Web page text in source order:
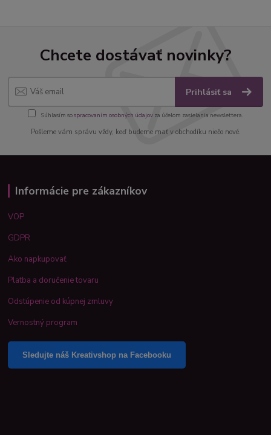
Chcete dostávať novinky?
Prihlásiť sa
Súhlasím sospracovaním osobných údajov za účelom zasielania newslettera.
Pošleme vám správu vždy, keď budeme mať v obchodíku niečo nové.
Informácie pre zákazníkov
VOP
GDPR
Ako napkupovať
Platba a doručenie tovaru
Odstúpenie od kúpnej zmluvy
Vernostný program
Sledujte náš Kreativshop na Facebooku